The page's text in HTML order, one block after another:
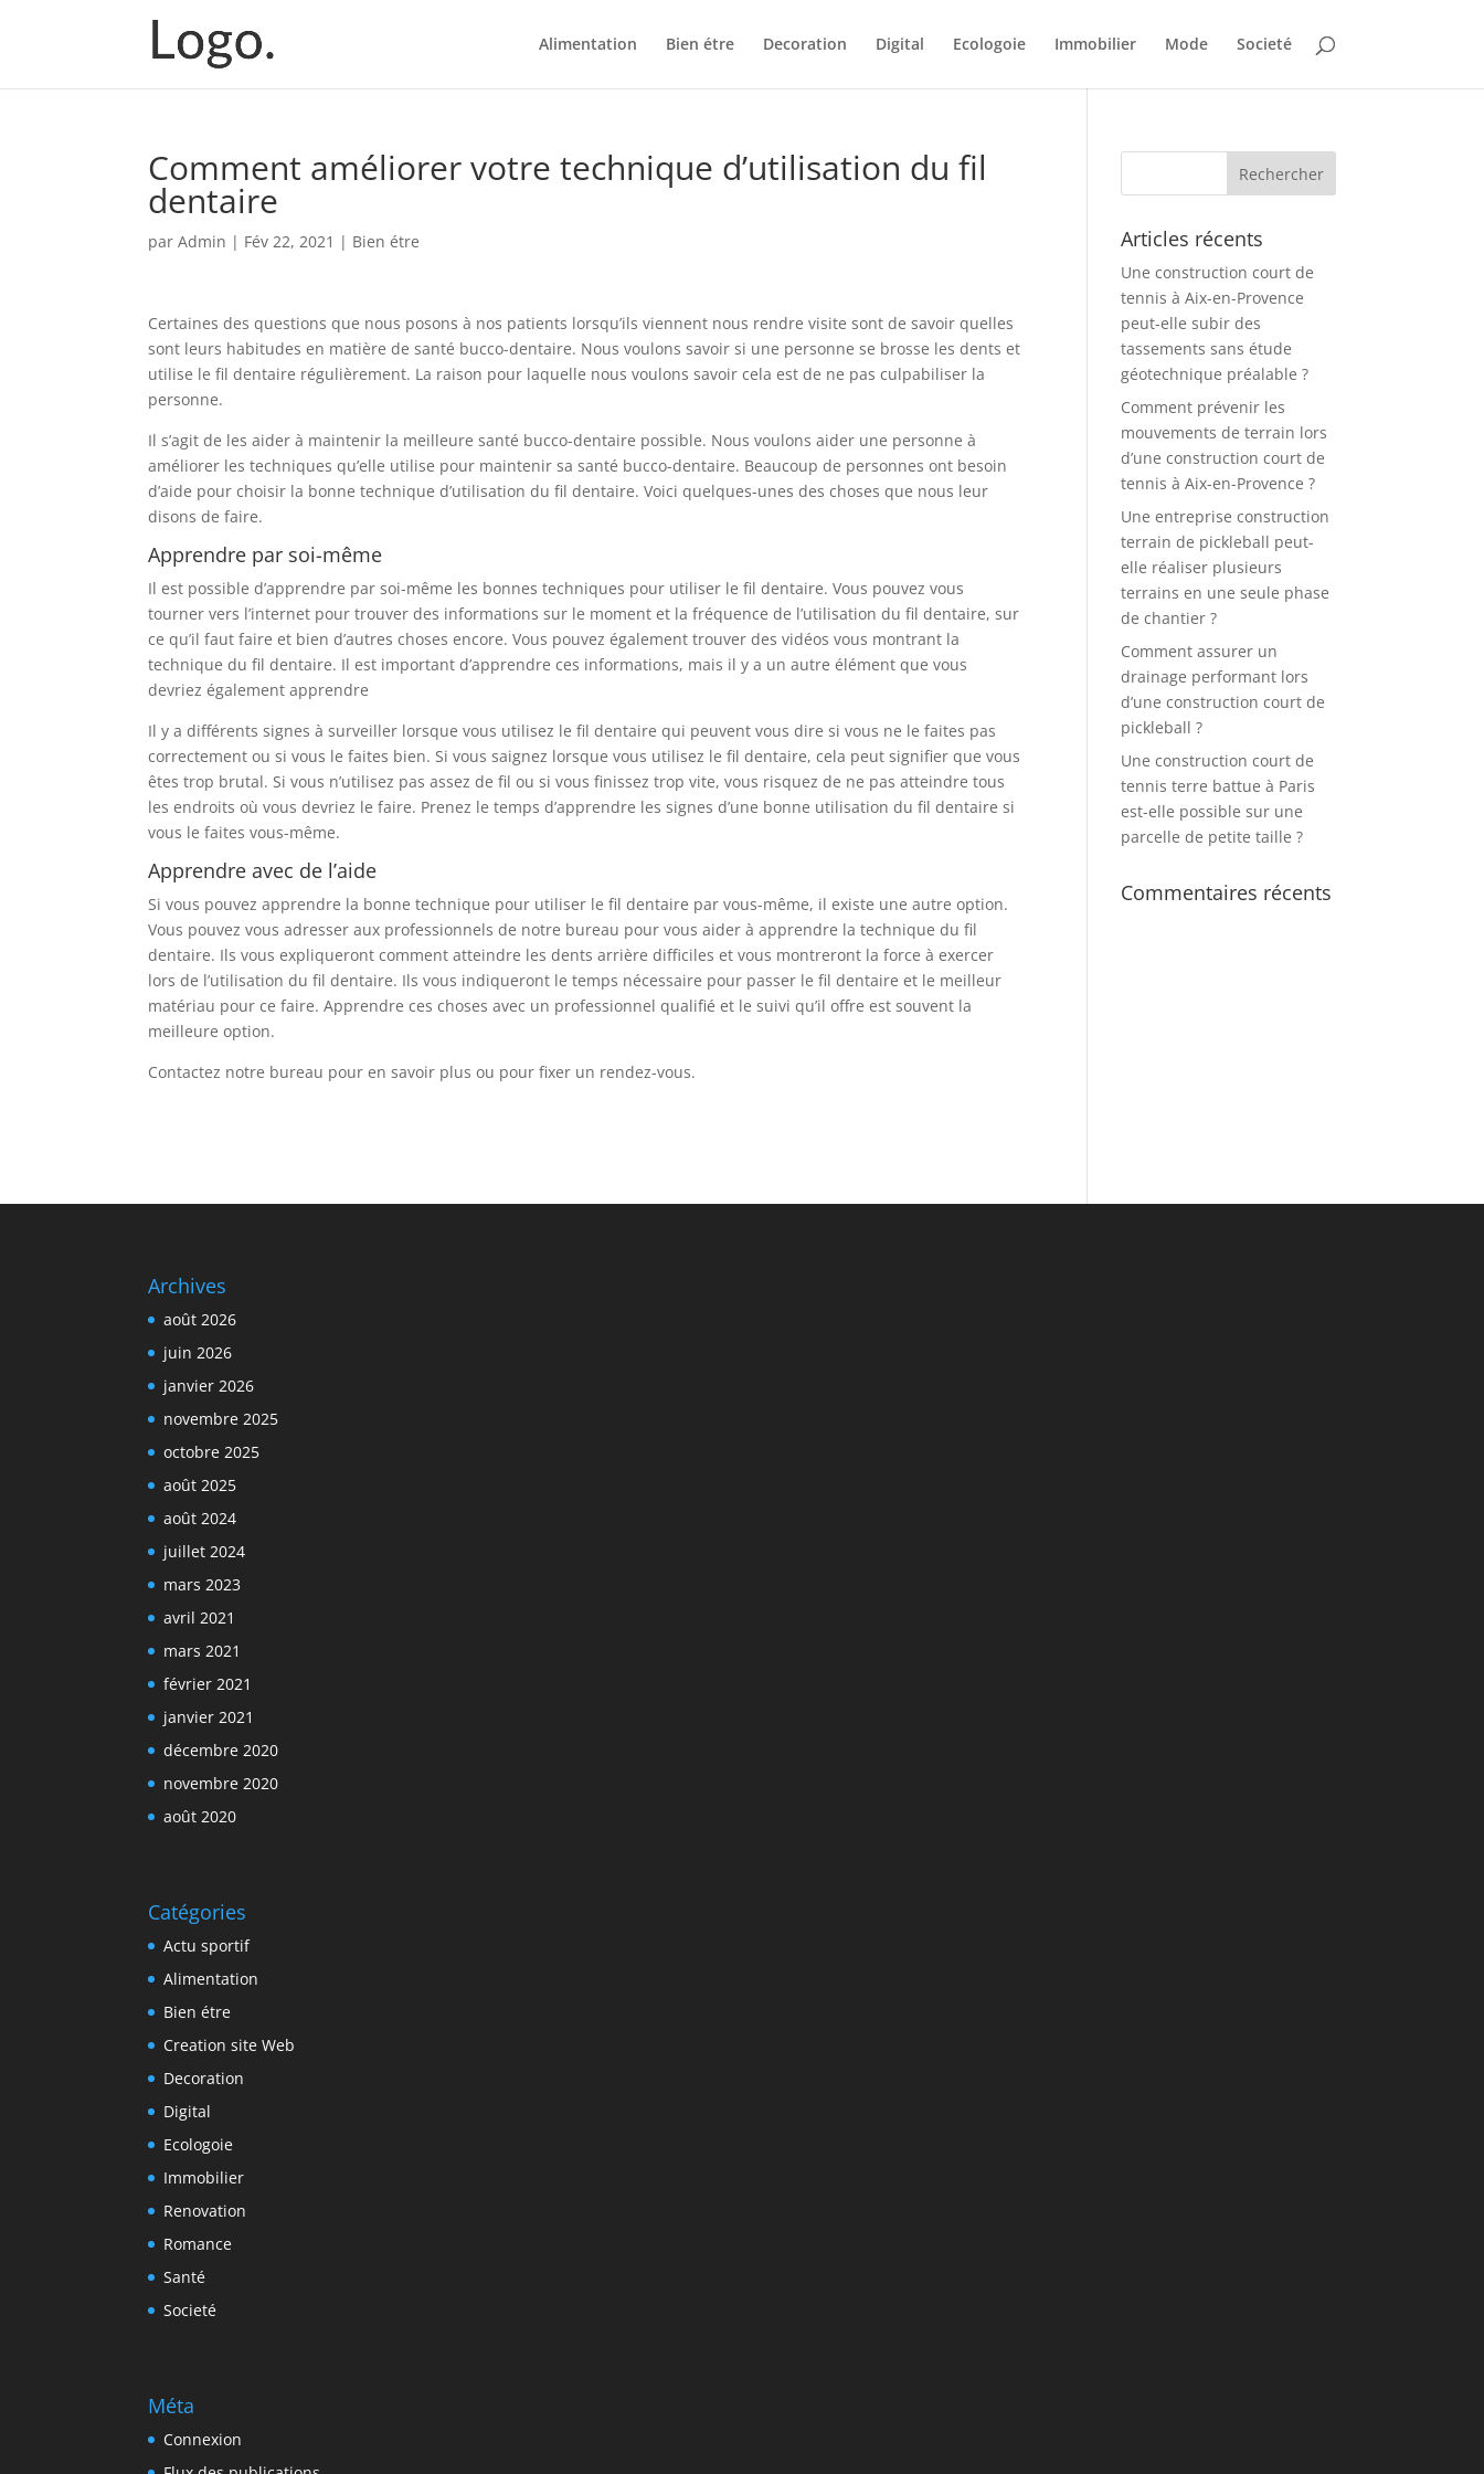
Alimentation Bien étre Decoration Digital Ecologoie Immobilier Mode Societé
Comment améliorer votre technique d’utilisation du fil
dentaire
parAdmin | Fév 22, 2021 | Bien étre
Certaines des questions que nous posons à nos patients lorsqu’ils viennent nous rendre visite sont de savoir quelles
sont leurs habitudes en matière de santé bucco-dentaire. Nous voulons savoir si une personne se brosse les dents et
utilise le fil dentaire régulièrement. La raison pour laquelle nous voulons savoir cela est de ne pas culpabiliser la
personne.
Il s’agit de les aider à maintenir la meilleure santé bucco-dentaire possible. Nous voulons aider une personne à
améliorer les techniques qu’elle utilise pour maintenir sa santé bucco-dentaire. Beaucoup de personnes ont besoin
d’aide pour choisir la bonne technique d’utilisation du fil dentaire. Voici quelques-unes des choses que nous leur
disons de faire.
Apprendre par soi-même
Il est possible d’apprendre par soi-même les bonnes techniques pour utiliser le fil dentaire. Vous pouvez vous
tourner vers l’internet pour trouver des informations sur le moment et la fréquence de l’utilisation du fil dentaire, sur
ce qu’il faut faire et bien d’autres choses encore. Vous pouvez également trouver des vidéos vous montrant la
technique du fil dentaire. Il est important d’apprendre ces informations, mais il y a un autre élément que vous
devriez également apprendre
Il y a différents signes à surveiller lorsque vous utilisez le fil dentaire qui peuvent vous dire si vous ne le faites pas
correctement ou si vous le faites bien. Si vous saignez lorsque vous utilisez le fil dentaire, cela peut signifier que vous
êtes trop brutal. Si vous n’utilisez pas assez de fil ou si vous finissez trop vite, vous risquez de ne pas atteindre tous
les endroits où vous devriez le faire. Prenez le temps d’apprendre les signes d’une bonne utilisation du fil dentaire si
vous le faites vous-même.
Apprendre avec de l’aide
Si vous pouvez apprendre la bonne technique pour utiliser le fil dentaire par vous-même, il existe une autre option.
Vous pouvez vous adresser aux professionnels de notre bureau pour vous aider à apprendre la technique du fil
dentaire. Ils vous expliqueront comment atteindre les dents arrière difficiles et vous montreront la force à exercer
lors de l’utilisation du fil dentaire. Ils vous indiqueront le temps nécessaire pour passer le fil dentaire et le meilleur
matériau pour ce faire. Apprendre ces choses avec un professionnel qualifié et le suivi qu’il offre est souvent la
meilleure option.
Contactez notre bureau pour en savoir plus ou pour fixer un rendez-vous.
Articles récents
Une construction court de
tennis à Aix-en-Provence
peut-elle subir des
tassements sans étude
géotechnique préalable ?
Comment prévenir les
mouvements de terrain lors
d’une construction court de
tennis à Aix-en-Provence ?
Une entreprise construction
terrain de pickleball peut-
elle réaliser plusieurs
terrains en une seule phase
de chantier ?
Comment assurer un
drainage performant lors
d’une construction court de
pickleball ?
Une construction court de
tennis terre battue à Paris
est-elle possible sur une
parcelle de petite taille ?
Commentaires récents
Archives
août 2026
juin 2026
janvier 2026
novembre 2025
octobre 2025
août 2025
août 2024
juillet 2024
mars 2023
avril 2021
mars 2021
février 2021
janvier 2021
décembre 2020
novembre 2020
août 2020
Catégories
Actu sportif
Alimentation
Bien étre
Creation site Web
Decoration
Digital
Ecologoie
Immobilier
Renovation
Romance
Santé
Societé
Méta
Connexion